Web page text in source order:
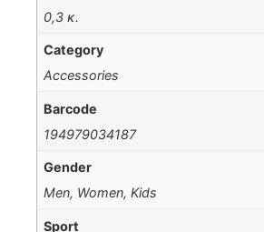
0,3 κ.
Category
Accessories
Barcode
194979034187
Gender
Men, Women, Kids
Sport